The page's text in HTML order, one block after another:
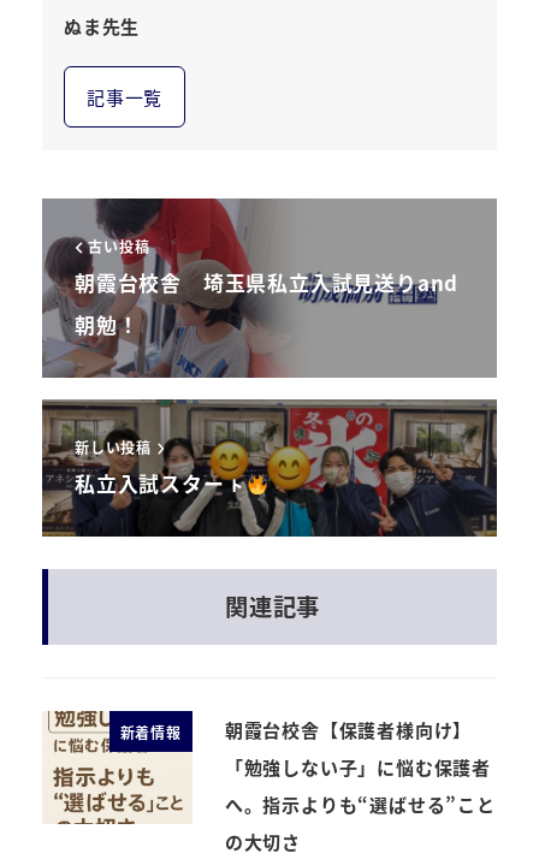
ぬま先生
記事一覧
古い投稿
朝霞台校舎 埼玉県私立入試見送りand
朝勉！
新しい投稿
私立入試スターㇳ
関連記事
新着情報
朝霞台校舎【保護者様向け】
「勉強しない子」に悩む保護者
へ。指示よりも“選ばせる”こと
の大切さ